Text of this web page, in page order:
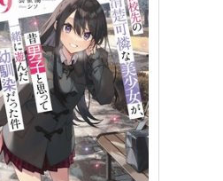
あわせバター
円 （税込）
空×放浪者
サンプル 作品詳細